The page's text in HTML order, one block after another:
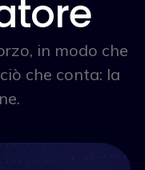
in modo che
che conta: la